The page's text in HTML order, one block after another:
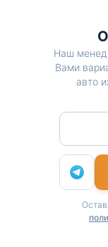
Наш
Вами
авто